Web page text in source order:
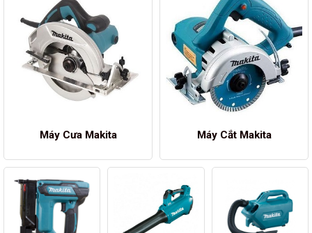
Máy Cưa Makita Máy Cắt Makita